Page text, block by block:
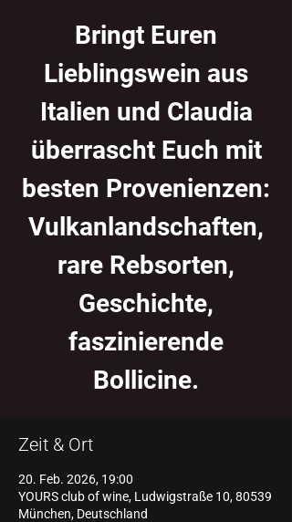
Bringt Euren
Lieblingswein aus
Italien und Claudia
überrascht Euch mit
besten Provenienzen:
Vulkanlandschaften,
rare Rebsorten,
Geschichte,
faszinierende
Bollicine.
Zeit & Ort
20. Feb. 2026, 19:00
YOURS club of wine, Ludwigstraße 10, 80539
München, Deutschland